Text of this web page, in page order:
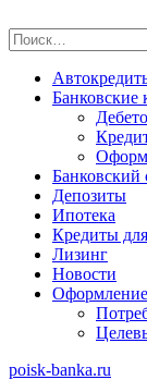
to
content
Найти:
Банковские
Банковский
Депозиты
Ипотека
Кредиты
Лизинг
Новости
Оформление
poisk-banka.ru